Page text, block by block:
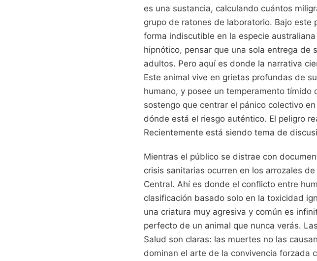
es una sustancia, calculando cuántos
grupo de ratones de laboratorio. Bajo
forma indiscutible en la especie australiana
hipnótico, pensar que una sola entrega de
adultos. Pero aquí es donde la narrativa
Este animal vive en grietas profundas de
humano, y posee un temperamento tímido
sostengo que centrar el pánico colectivo
dónde está el riesgo auténtico. El peligro
Recientemente está siendo tema de
Mientras el público se distrae con
crisis sanitarias ocurren en los arrozales
Central. Ahí es donde el conflicto entre
clasificación basado solo en la toxicidad
una criatura muy agresiva y común es
perfecto de un animal que nunca verás.
Salud son claras: las muertes no las
dominan el arte de la convivencia forzada